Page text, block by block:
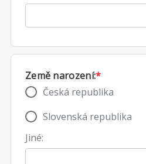
Země narození:*
Česká republika
Slovenská republika
Jiné: